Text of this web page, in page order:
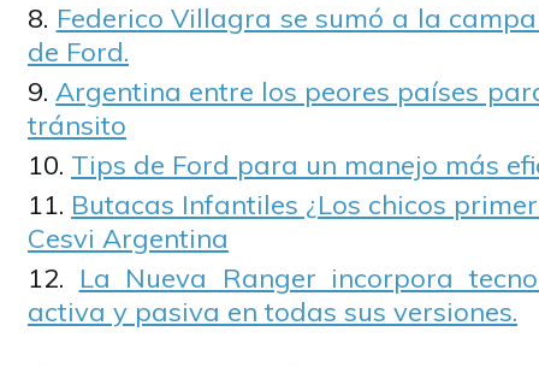
Federico Villagra se sumó a la
de Ford.
Argentina entre los peores países
tránsito
Tips de Ford para un manejo más
Butacas Infantiles ¿Los chicos
Cesvi Argentina
La Nueva Ranger incorpora
activa y pasiva en todas sus versiones.